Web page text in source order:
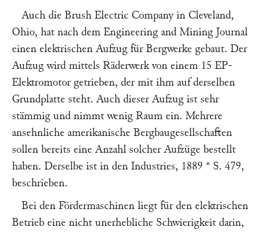
Auch die Brush Electric Companyin Cleveland,
Ohio, hat nach dem Engineering and Mining Journal
einen elektrischen Aufzug für Bergwerke gebaut. Der
Aufzug wird mittels Räderwerk von einem 15 EP-
Elektromotor getrieben, der mit ihm auf derselben
Grundplatte steht. Auch dieser Aufzug ist sehr
stämmig und nimmt wenig Raum ein. Mehrere
ansehnliche amerikanische Bergbaugesellschaften
sollen bereits eine Anzahl solcher Aufzüge bestellt
haben. Derselbe ist in den Industries, 1889 * S. 479,
beschrieben.
Bei den Fördermaschinen liegt für den elektrischen
Betrieb eine nicht unerhebliche Schwierigkeit darin,